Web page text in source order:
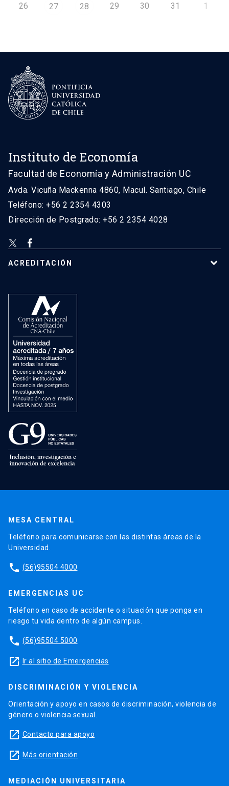
26 27 28 29 30 31 1
Instituto de Economía
Facultad de Economía y Administración UC
Avda. Vicuña Mackenna 4860, Macul. Santiago, Chile
Teléfono: +56 2 2354 4303
Dirección de Postgrado: +56 2 2354 4028
ACREDITACIÓN
MESA CENTRAL
Teléfono para comunicarse con las distintas áreas de la
Universidad.
phone (56)95504 4000
EMERGENCIAS UC
Teléfono en caso de accidente o situación que ponga en
riesgo tu vida dentro de algún campus.
phone (56)95504 5000
launch Ir al sitio de Emergencias
DISCRIMINACIÓN Y VIOLENCIA
Orientación y apoyo en casos de discriminación, violencia de
género o violencia sexual.
launch Contacto para apoyo
launch Más orientación
MEDIACIÓN UNIVERSITARIA